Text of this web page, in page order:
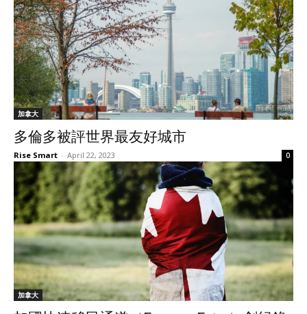
加拿大
多倫多被評世界最友好城市
Rise Smart - April 22, 2023 0
加拿大